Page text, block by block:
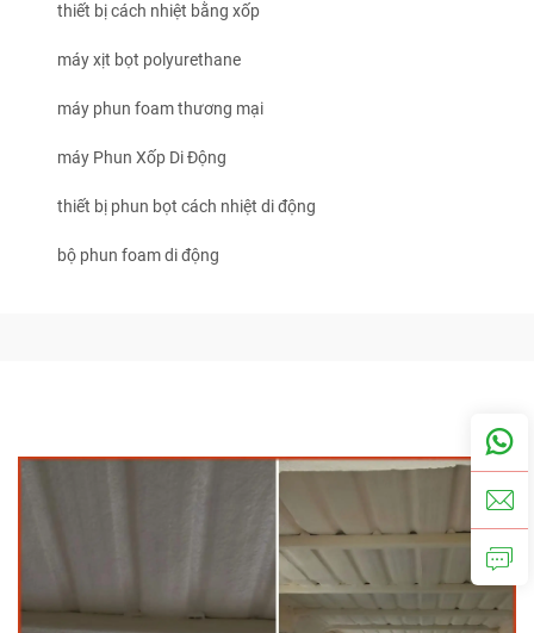
thiết bị cách nhiệt bằng xốp
máy xịt bọt polyurethane
máy phun foam thương mại
máy Phun Xốp Di Động
thiết bị phun bọt cách nhiệt di động
bộ phun foam di động